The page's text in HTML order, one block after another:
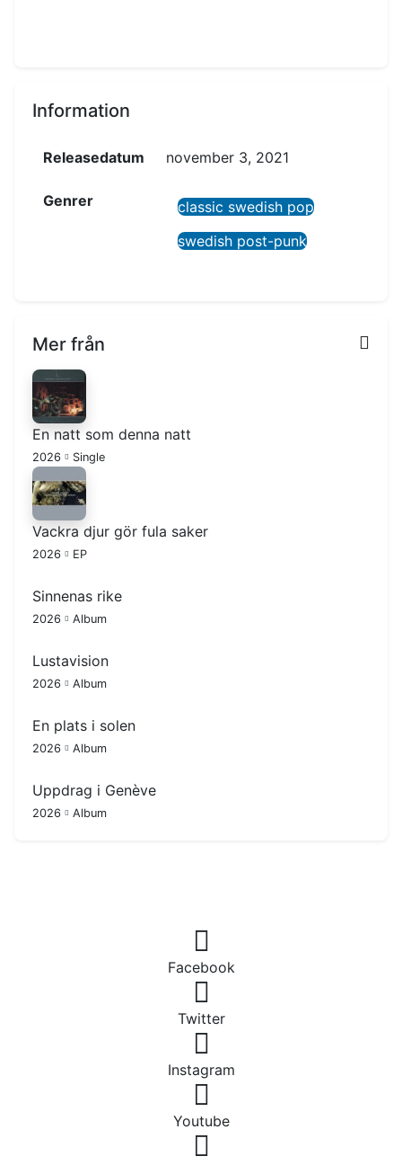
Information
Releasedatum november 3, 2021
Genrer
classic swedish pop
swedish post-punk
Mer från
En natt som denna natt
2026 Single
Vackra djur gör fula saker
2026 EP
Sinnenas rike
2026 Album
Lustavision
2026 Album
En plats i solen
2026 Album
Uppdrag i Genève
2026 Album
Facebook
Twitter
Instagram
Youtube